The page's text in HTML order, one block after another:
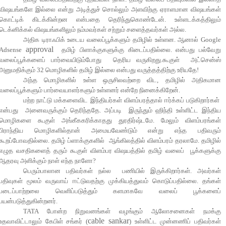
இல்லை என்று அடித்துச் சொல்லும் அளவிற்கு ஏராளமான விஷயங்கள்
கிடக்கின்றன என்பதை தெரிந்துகொண்டேன். உள்ளடக்கத்திலும்
விஷயங்களிலும் நம்மவர்கள் சற்றும் சளைத்தவர்கள் அல்ல.
அதிக டிராஃபிக் உடைய வலைப்பூக்களும் தமிழில் உள்ளன. ஆனால் Google
approval
தமிழ் பிளாக்குகளுக்கு கிடைப்பதில்லை. என்பது பல்வேறு
பார்வையிடும்போது தெரிய வருகிறது.கூகுள் அட்சென்ஸ்
32 மொழிகளில் தமிழ் இல்லை என்பது வருத்தத்திற்கு உரியதே!
அந்த மொழிகளில் உள்ள ஒருசிலவற்றை விட, தமிழில் அதிகமான
பார்வையாளர்களும் உள்ளனர் என்றே நினைக்கிறேன்.
மற்ற நாட்டு மக்களைவிட இந்தியர்கள் விளம்பரத்தால் ஈர்க்கப் படுகிறார்கள்
அனைவருக்கும் தெரிந்ததே. அப்படி இருந்தும் ஹிந்தி உள்ளிட்ட இந்திய
கூகுள் அங்கீககரிக்காதது துரதிர்ஷ்டமே. மேலும் விளம்பரங்கள்
மொழிகளில்தான் அமையவேண்டும் என்று எந்த பதிவரும்
தமிழ் ப்ளாக்குகளில் ஆங்கிலத்தில் விளம்பரம் தரலாமே. தமிழில்
வசதிகளைத் தரும் கூகுள் விளம்பர விஷயத்தில் தமிழ் வலைப் பூக்களுக்கு
அளிக்கும் நாள் எந்த நாளோ?
பெரும்பாலான பதிவர்கள் நல்ல பணியில் இருக்கிறார்கள். அவர்கள்
மூலம் வருவாய் ஈட்டுவதற்கு முக்கியத்துவம் கொடுப்பதில்லை. தங்கள்
வெளிப்படுத்தும் களமாகவே வலைப் பூக்களைப்
TATA போன்ற நிறுவனங்கள் வழங்கும் ஆலோசனைகள் நமக்கு
கேபிள் சங்கர் (cable sankar) உள்ளிட்ட முன்னணிப் பதிவர்கள்